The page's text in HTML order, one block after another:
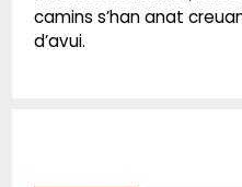
camins s’han anat
d’avui.